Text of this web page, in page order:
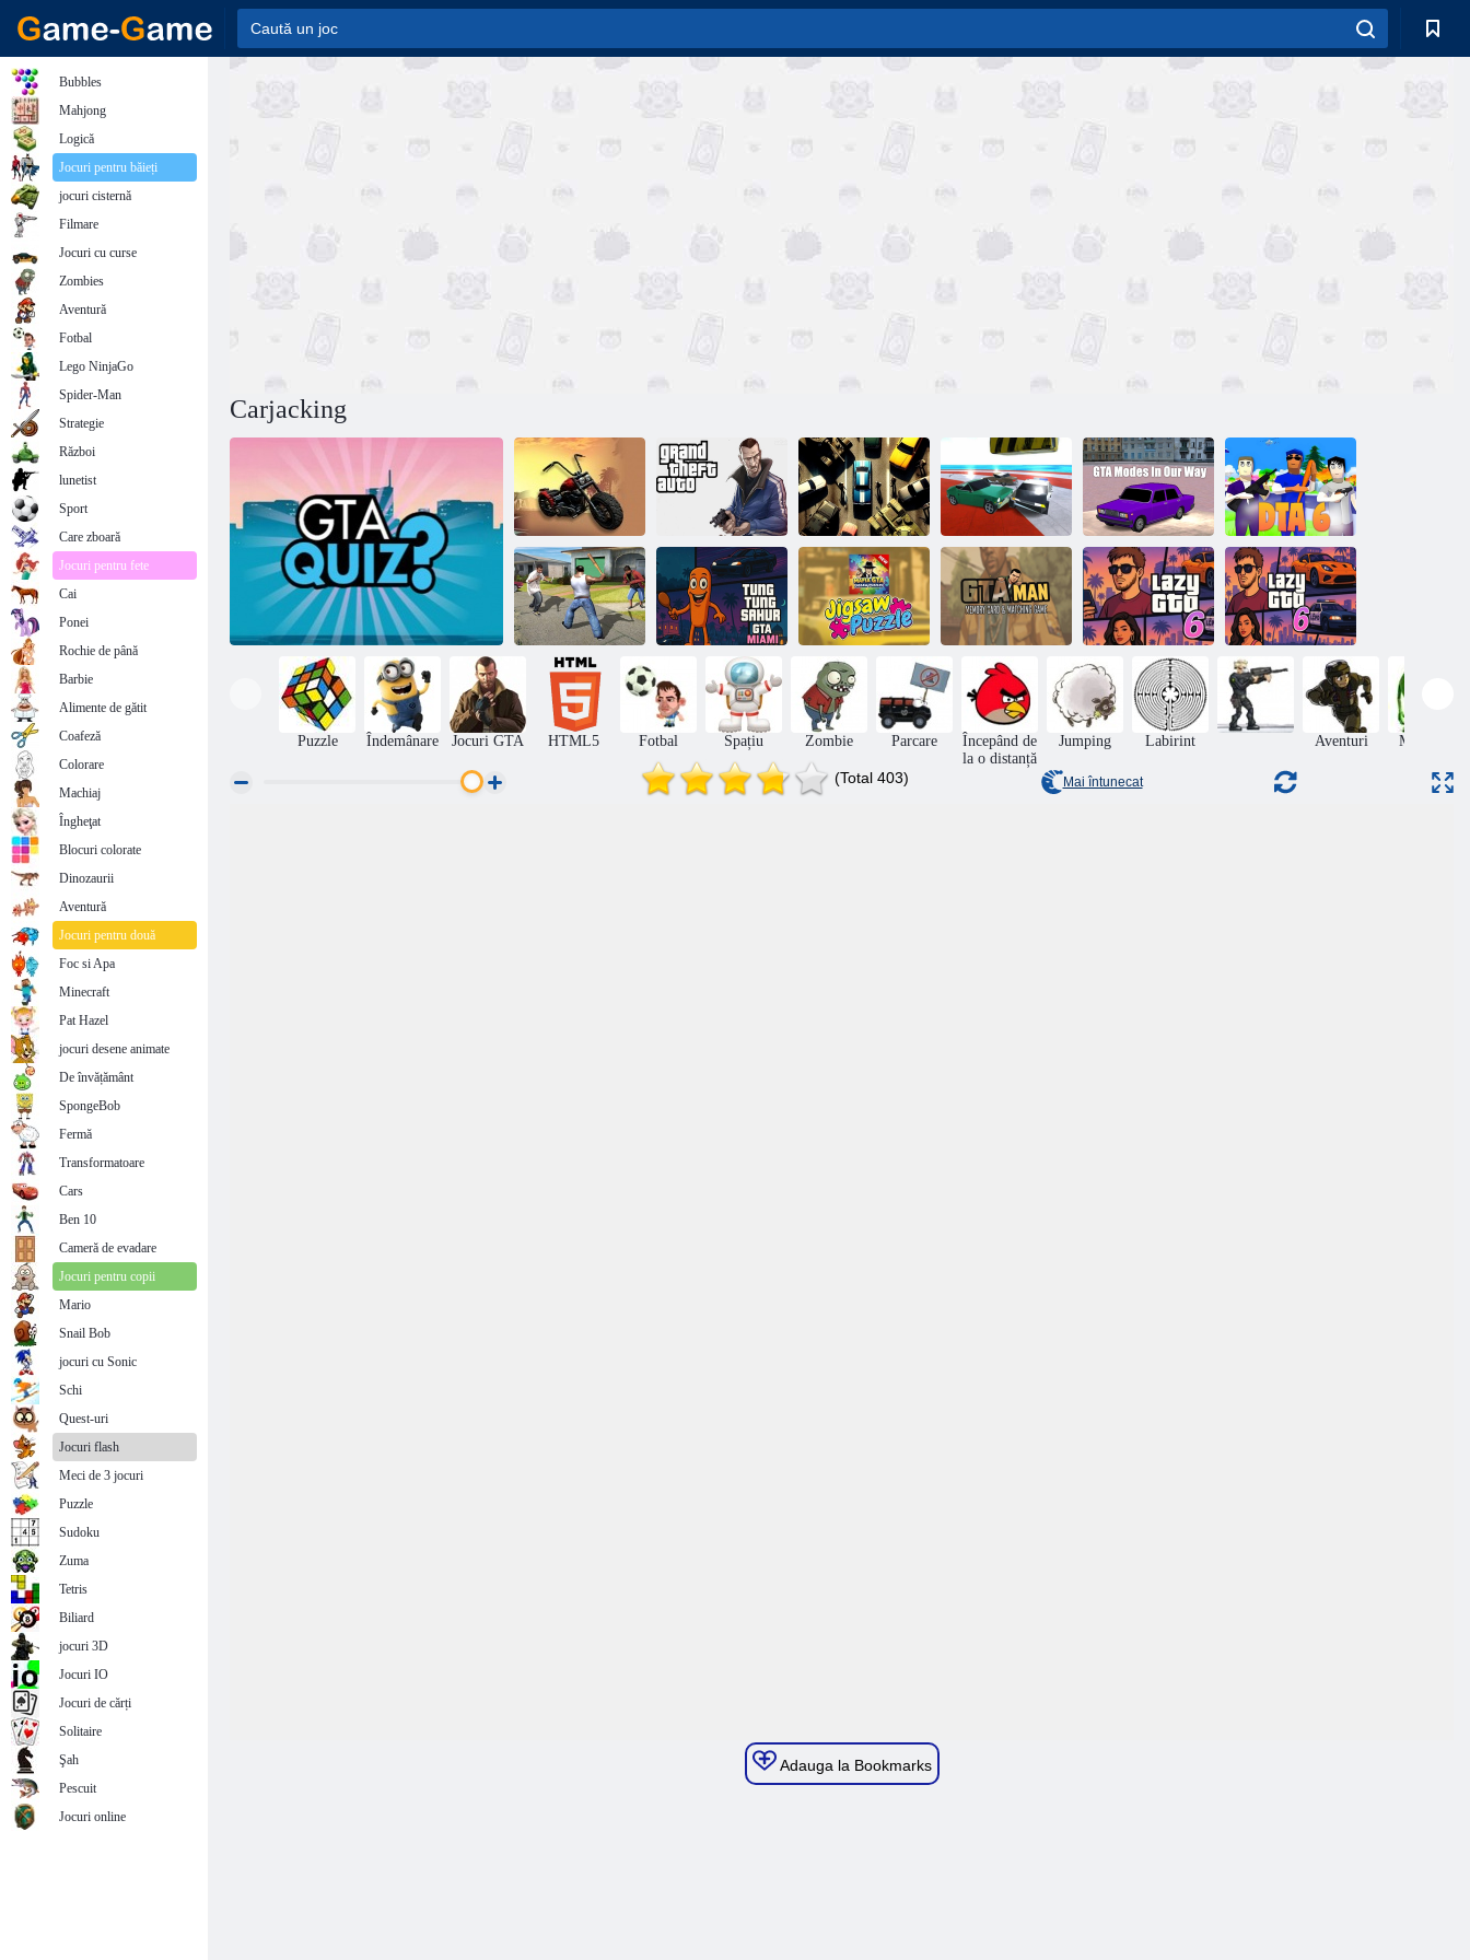
Carjacking
GTA
Motociclete
Grand Theft
Auto
GTA Mașină
Rush
Mod Derby:
moduri GTA
Modurile GTA
în felul nostru
DTA 6
GTA: Crimă
Grand Vegas
Tung Tung
Sahur Gta
Miami
Puzzle -uri mafia
gta jigsaw
Card de
memorie GTA
Man și joc de
potrivire
Lazy GTO 6 Lazy GTO 6
Puzzle Îndemânare Jocuri GTA HTML5 Fotbal Spațiu Zombie Parcare
Începând de
la o distanță
Jumping Labirint Aventuri Monsters
(Total 403) Mai întunecat
Adauga la Bookmarks
Bubbles
Mahjong
Logică
Jocuri pentru băieți
jocuri cisternă
Filmare
Jocuri cu curse
Zombies
Aventură
Fotbal
Lego NinjaGo
Spider-Man
Strategie
Război
lunetist
Sport
Care zboară
Jocuri pentru fete
Cai
Ponei
Rochie de până
Barbie
Alimente de gătit
Coafeză
Colorare
Machiaj
Îngheţat
Blocuri colorate
Dinozaurii
Aventură
Jocuri pentru două
Foc si Apa
Minecraft
Pat Hazel
jocuri desene animate
De învățământ
SpongeBob
Fermă
Transformatoare
Cars
Ben 10
Cameră de evadare
Jocuri pentru copii
Mario
Snail Bob
jocuri cu Sonic
Schi
Quest-uri
Jocuri flash
Meci de 3 jocuri
Puzzle
Sudoku
Zuma
Tetris
Biliard
jocuri 3D
Jocuri IO
Jocuri de cărți
Solitaire
Şah
Pescuit
Jocuri online